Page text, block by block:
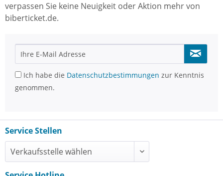
verpassen Sie keine Neuigkeit oder Aktion mehr von
biberticket.de.
Ich habe die Datenschutzbestimmungen zur Kenntnis
genommen.
Service Stellen